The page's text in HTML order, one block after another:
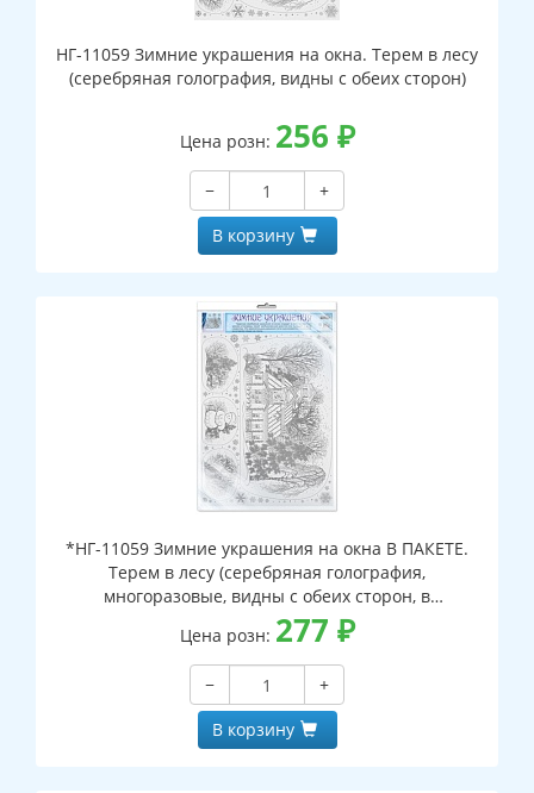
НГ-11059 Зимние украшения на окна. Терем в лесу
(серебряная голография, видны с обеих сторон)
Цена розн: 256 ₽
−
+
В корзину
*НГ-11059 Зимние украшения на окна В ПАКЕТЕ.
Терем в лесу (серебряная голография,
многоразовые, видны с обеих сторон, в
индивидуальном пакете, с европодвесом и клеевым
клапаном)
Цена розн: 277 ₽
−
+
В корзину